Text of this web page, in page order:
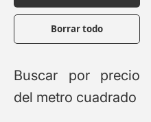
Buscar por precio
del metro cuadrado
Borrar todo